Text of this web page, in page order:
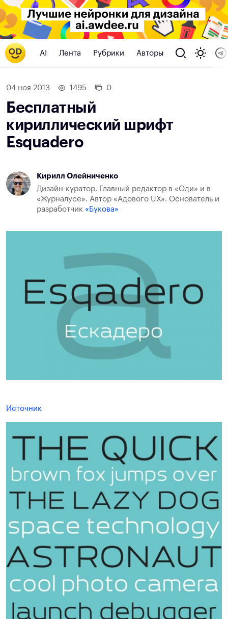
AI Лента Рубрики Авторы
04 ноя 2013 1495 0
Бесплатный
кириллический шрифт
Esquadero
Кирилл Олейниченко
Дизайн-куратор. Главный редактор в «Оди» и в
«Журналусе». Автор «Адового UX». Основатель и
разработчик «Букова»
Источник